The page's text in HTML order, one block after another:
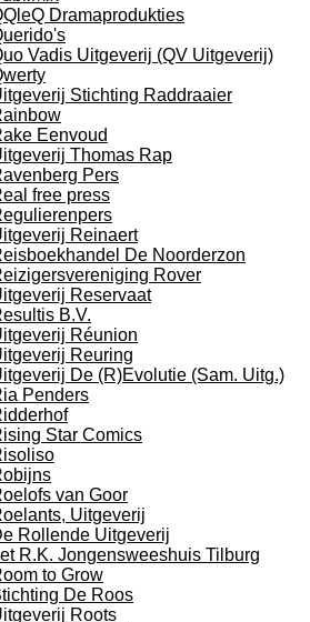
Dramaprodukties
Vadis Uitgeverij (QV Uitgeverij)
Stichting Raddraaier
Eenvoud
Thomas Rap
Pers
free press
Reinaert
De Noorderzon
Rover
Reservaat
B.V.
Réunion
Reuring
De (R)Evolutie (Sam. Uitg.)
Penders
Star Comics
van Goor
Uitgeverij
Rollende Uitgeverij
R.K. Jongensweeshuis Tilburg
to Grow
De Roos
Roots